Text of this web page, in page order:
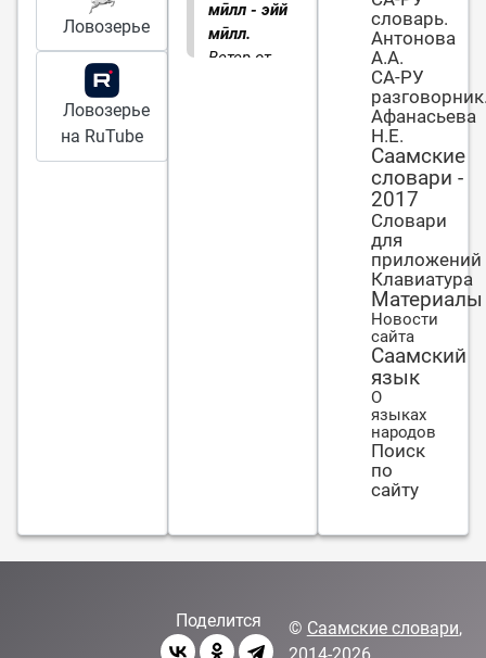
Ловозерье
Ловозерье
на RuTube
мӣлл - эйй
мӣлл.
Ветер от
словарь.
Антонова
А.А.
СА-РУ
Афанасьева
Н.Е.
Саамские
словари -
2017
Словари
для
приложений
Клавиатура
Материалы
Новости
сайта
Саамский
язык
О
языках
народов
Поиск
по
сайту
Поделится © Саамские словари,